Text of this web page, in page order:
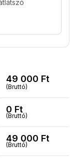
49 000 Ft
(Bruttó)
0 Ft
(Bruttó)
49 000 Ft
(Bruttó)